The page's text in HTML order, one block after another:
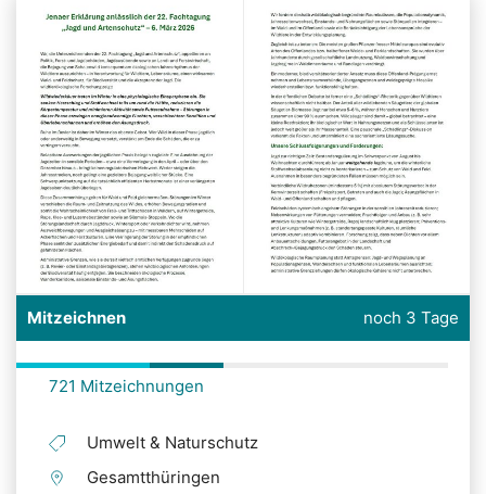
Mitzeichnen noch 3 Tage
721 Mitzeichnungen
Umwelt & Naturschutz
Gesamtthüringen